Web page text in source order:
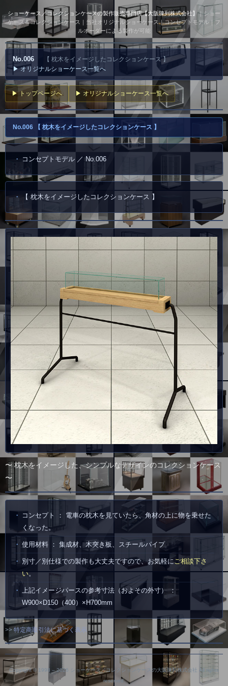
ショーケース／コレクションケースの製作販売専門店【大阪陳列株式会社】｜ショー
ケース＆コレクションケース｜当社オリジナルショーケース｜コンセプトモデル｜フ
ルオーダーによる製作が可能
No.006
【 枕木をイメージしたコレクションケース 】
▶ オリジナルショーケース一覧へ
▶ トップページへ ▶ オリジナルショーケース一覧へ
No.006 【 枕木をイメージしたコレクションケース 】
コンセプトモデル ／ No.006
【 枕木をイメージしたコレクションケース 】
〜 枕木をイメージした、シンプルなデザインのコレクションケース
〜
コンセプト ： 電車の枕木を見ていたら、角材の上に物を乗せた
くなった。
使用材料 ： 集成材、木突き板、スチールパイプ
別寸／別仕様での製作も大丈夫ですので、お気軽にご相談下さ
い。
上記イメージパースの参考寸法（およその外寸） ：
W900×D150（400）×H700mm
>> 特定商取引法に基づく表示
Copyright © 1998 –2026 ショーケース／コレクションケースの大阪陳列株式会社 All rights
reserved.